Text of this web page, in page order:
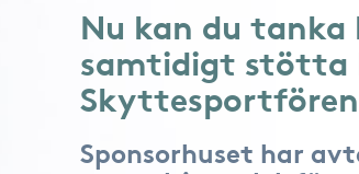
Nu kan du tanka
samtidigt stötta
Sponsorhuset har